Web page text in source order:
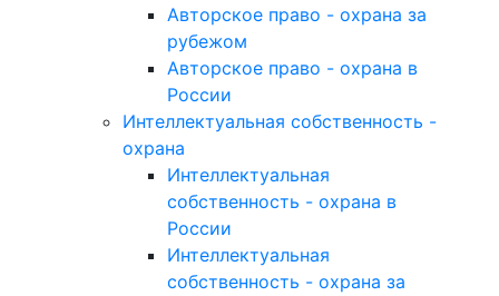
Авторское право - охрана за
рубежом
Авторское право - охрана в
России
Интеллектуальная собственность -
охрана
Интеллектуальная
собственность - охрана в
России
Интеллектуальная
собственность - охрана за